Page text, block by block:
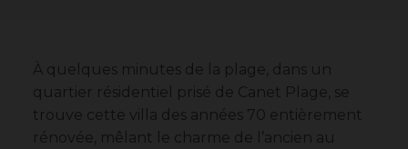
À quelques minutes de la plage, dans un
quartier résidentiel prisé de Canet Plage, se
trouve cette villa des années 70 entièrement
rénovée, mêlant le charme de l’ancien au